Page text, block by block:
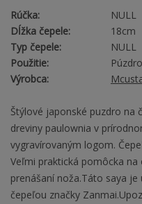
Rúčka:
NULL
Dĺžka čepele:
18cm
Typ čepele:
NULL
Použitie:
Výrobca:
Štýlové japonské puzdro na
dreviny paulownia v
vygravírovaným logom.
Veľmi praktická pomôcka na
prenášaní noža.Táto saya
čepeľou značky